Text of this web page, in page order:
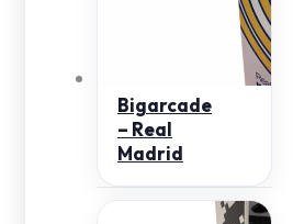
Bigarcade
– Real
Madrid